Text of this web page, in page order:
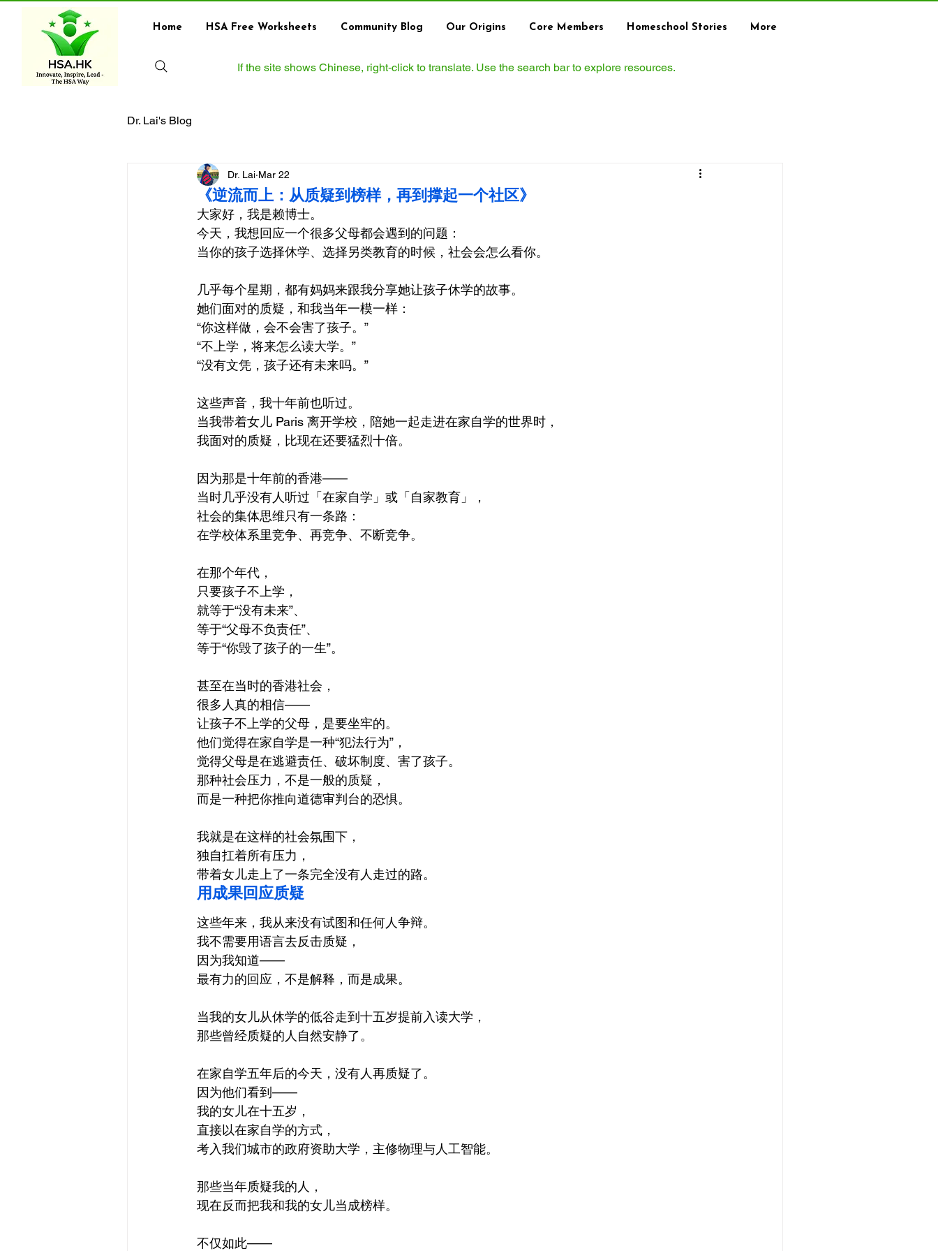
Home HSA Free Worksheets Community Blog Our Origins Core Members Homeschool Stories More
If the site shows Chinese, right‑click to translate. Use the search bar to explore resources.
Dr. Lai's Blog
《逆流而上：从质疑到榜样，再到撑起一个社区》
Dr. Lai Mar 22
大家好，我是赖博士。
今天，我想回应一个很多父母都会遇到的问题：
当你的孩子选择休学、选择另类教育的时候，社会会怎么看你。
几乎每个星期，都有妈妈来跟我分享她让孩子休学的故事。
她们面对的质疑，和我当年一模一样：
“你这样做，会不会害了孩子。”
“不上学，将来怎么读大学。”
“没有文凭，孩子还有未来吗。”
这些声音，我十年前也听过。
当我带着女儿 Paris 离开学校，陪她一起走进在家自学的世界时，
我面对的质疑，比现在还要猛烈十倍。
因为那是十年前的香港——
当时几乎没有人听过「在家自学」或「自家教育」，
社会的集体思维只有一条路：
在学校体系里竞争、再竞争、不断竞争。
在那个年代，
只要孩子不上学，
就等于“没有未来”、
等于“父母不负责任”、
等于“你毁了孩子的一生”。
甚至在当时的香港社会，
很多人真的相信——
让孩子不上学的父母，是要坐牢的。
他们觉得在家自学是一种“犯法行为”，
觉得父母是在逃避责任、破坏制度、害了孩子。
那种社会压力，不是一般的质疑，
而是一种把你推向道德审判台的恐惧。
我就是在这样的社会氛围下，
独自扛着所有压力，
带着女儿走上了一条完全没有人走过的路。
用成果回应质疑
这些年来，我从来没有试图和任何人争辩。
我不需要用语言去反击质疑，
因为我知道——
最有力的回应，不是解释，而是成果。
当我的女儿从休学的低谷走到十五岁提前入读大学，
那些曾经质疑的人自然安静了。
在家自学五年后的今天，没有人再质疑了。
因为他们看到——
我的女儿在十五岁，
直接以在家自学的方式，
考入我们城市的政府资助大学，主修物理与人工智能。
那些当年质疑我的人，
现在反而把我和我的女儿当成榜样。
不仅如此——